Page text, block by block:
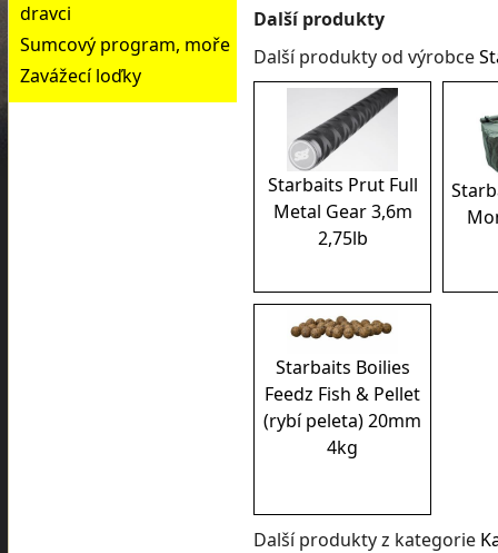
dravci
Sumcový program, moře
Zavážecí loďky
Další produkty
Další produkty od výrobce
Starbaits Prut Full
Metal Gear 3,6m
2,75lb
Starbaits Boilies
Feedz Fish & Pellet
(rybí peleta) 20mm
4kg
Další produkty z kategorie